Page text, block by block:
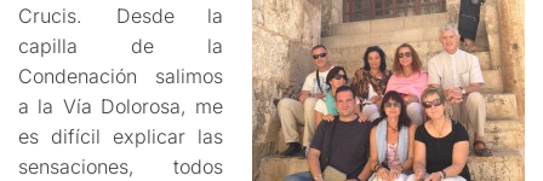
Crucis. Desde la
capilla de la
Condenación salimos
a la Vía Dolorosa, me
es difícil explicar las
sensaciones, todos